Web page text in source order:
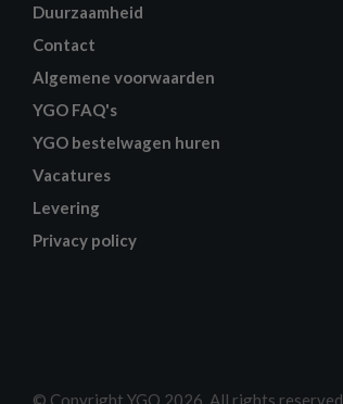
Duurzaamheid
Contact
Algemene voorwaarden
YGO FAQ's
YGO bestelwagen huren
Vacatures
Levering
Privacy policy
© Copyright YGO 2026. All rights reserved.